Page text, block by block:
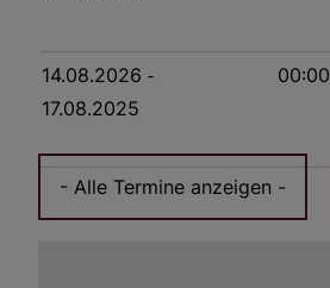
14.08.2026 ‐
17.08.2025
00:00